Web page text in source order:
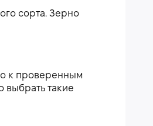
сорта. Зерно
к проверенным
выбрать такие